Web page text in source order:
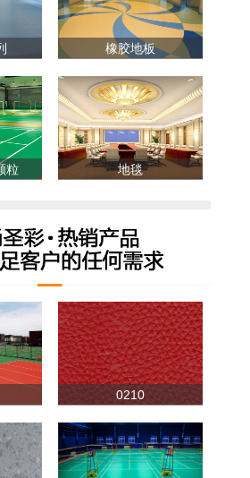
橡胶地板
粒 地毯
0210